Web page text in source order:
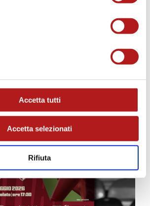
Accetta tutti
Accetta selezionati
Rifiuta